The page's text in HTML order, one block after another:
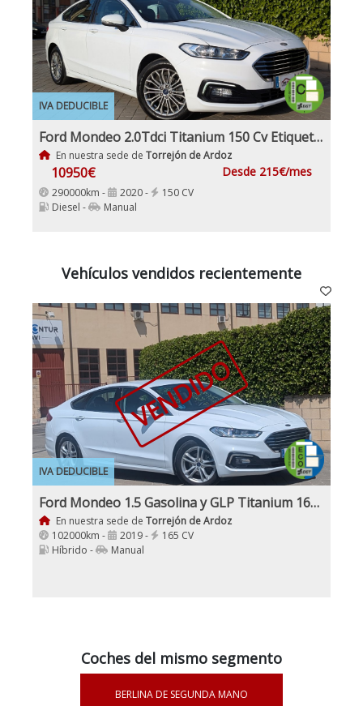
IVA DEDUCIBLE
Ford Mondeo 2.0Tdci Titanium 150 Cv Etiqueta medioambiental C Nacional IVA y Garantía Incl
En nuestra sede de Torrejón de Ardoz
10950€ Desde 215€/mes
290000km - 2020 -
150 CV
Diesel -
Manual
Vehículos vendidos recientemente
IVA DEDUCIBLE
VENDIDO
Ford Mondeo 1.5 Gasolina y GLP Titanium 165 Cv Etiqueta medioambiental ECO
En nuestra sede de Torrejón de Ardoz
102000km -
2019 -
165 CV
Híbrido -
Manual
Coches del mismo segmento
BERLINA DE SEGUNDA MANO